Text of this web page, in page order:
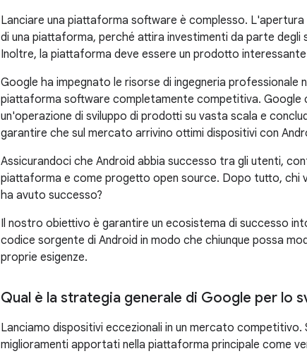
Lanciare una piattaforma software è complesso.
di una piattaforma, perché attira investimenti da parte
Inoltre, la piattaforma deve essere un prodotto
Google ha impegnato le risorse di ingegneria professionale
piattaforma software completamente competitiva. Google
un'operazione di sviluppo di prodotti su vasta scala e
garantire che sul mercato arrivino ottimi dispositivi con
Assicurandoci che Android abbia successo tra gli utenti,
piattaforma e come progetto open source. Dopo tutto, chi
ha avuto successo?
Il nostro obiettivo è garantire un ecosistema di successo
codice sorgente di Android in modo che chiunque possa
proprie esigenze.
Qual è la strategia generale di Google per lo
Lanciamo dispositivi eccezionali in un mercato competitivo.
miglioramenti apportati nella piattaforma principale come